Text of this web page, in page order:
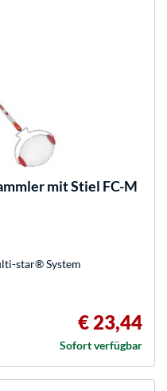
mit Stiel FC-M
star® System
€ 23,44
Sofort verfügbar